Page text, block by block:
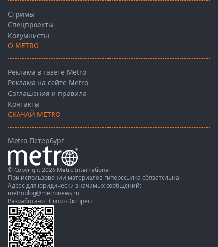
Стримы
Спецпроекты
Колумнисты
О METRO
Реклама в газете Metro
Реклама на сайте Metro
Соглашения и правила
Контакты
СКАЧАЙ METRO
Metro Петербург
© Copyright 2026 Metro International
При использовании материалов гиперссылка обязательна
Адрес для юридически значимых сообщений:
metroblog@metronews.ru
Разработано "Спорт-Экспресс"